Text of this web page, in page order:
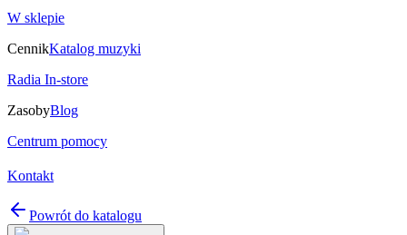
W sklepie
CennikKatalog muzyki
Radia In-store
ZasobyBlog
Centrum pomocy
Kontakt
Powrót do katalogu